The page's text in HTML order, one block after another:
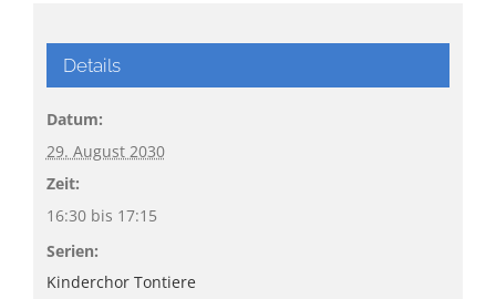
Details
Datum:
29. August 2030
Zeit:
16:30 bis 17:15
Serien:
Kinderchor Tontiere